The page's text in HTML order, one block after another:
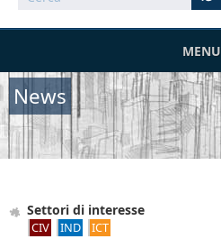
MENU
News
Settori di interesse
CIV IND ICT